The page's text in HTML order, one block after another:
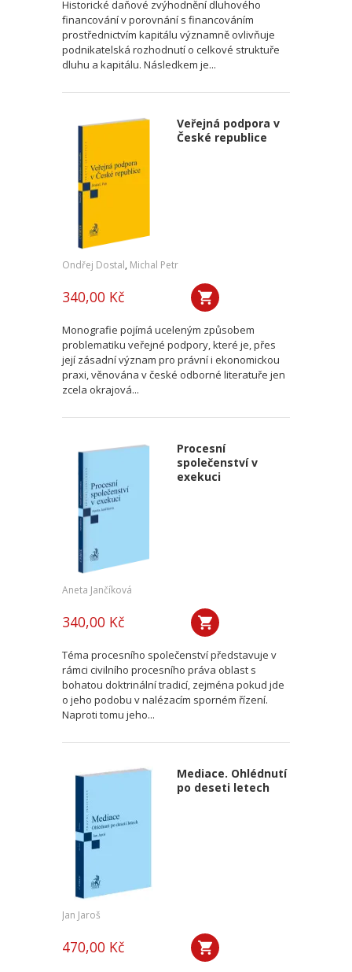
Historické daňové zvýhodnění dluhového
financování v porovnání s financováním
prostřednictvím kapitálu významně ovlivňuje
podnikatelská rozhodnutí o celkové struktuře
dluhu a kapitálu. Následkem je...
Veřejná podpora v
České republice
Ondřej Dostal, Michal Petr
340,00 Kč
Monografie pojímá uceleným způsobem
problematiku veřejné podpory, které je, přes
její zásadní význam pro právní i ekonomickou
praxi, věnována v české odborné literatuře jen
zcela okrajová...
Procesní
společenství v
exekuci
Aneta Jančíková
340,00 Kč
Téma procesního společenství představuje v
rámci civilního procesního práva oblast s
bohatou doktrinální tradicí, zejména pokud jde
o jeho podobu v nalézacím sporném řízení.
Naproti tomu jeho...
Mediace. Ohlédnutí
po deseti letech
Jan Jaroš
470,00 Kč